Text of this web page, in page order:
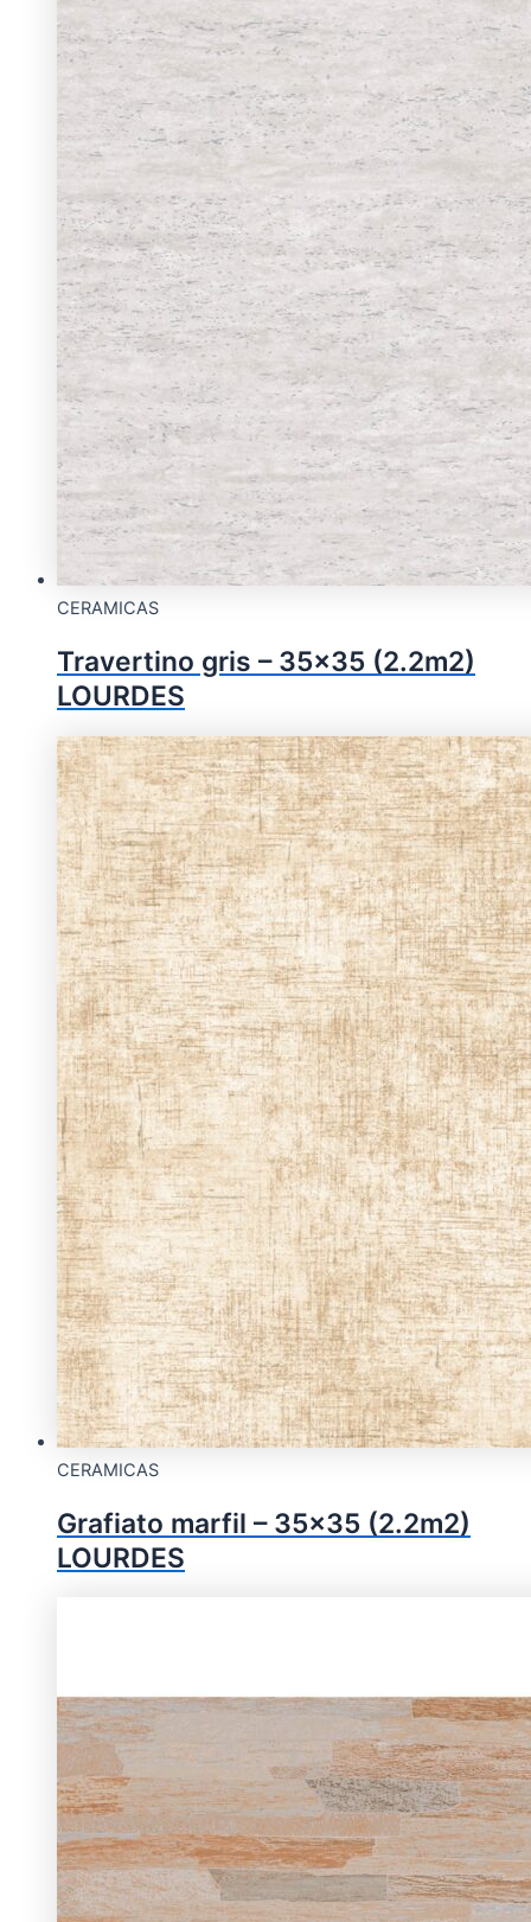
CERAMICAS
Travertino gris – 35×35 (2.2m2)
LOURDES
CERAMICAS
Grafiato marfil – 35×35 (2.2m2)
LOURDES